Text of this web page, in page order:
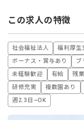
この求人の特徴
社会福祉法人 福利厚生
ボーナス・賞与あり
ブ
未経験歓迎
有給 残
研修充実
複数園あり
週2.3日~OK